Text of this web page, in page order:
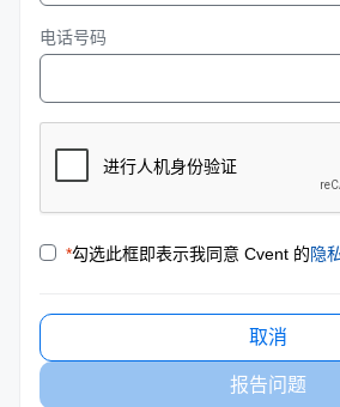
电话号码
*勾选此框即表示我同意 Cvent 的隐
取消
报告问题